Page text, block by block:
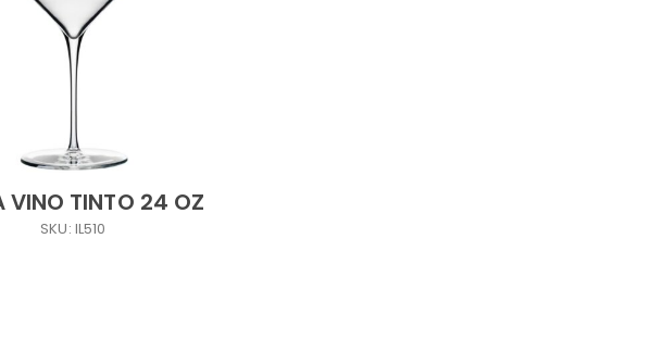
VINO TINTO 24 OZ
SKU: IL510